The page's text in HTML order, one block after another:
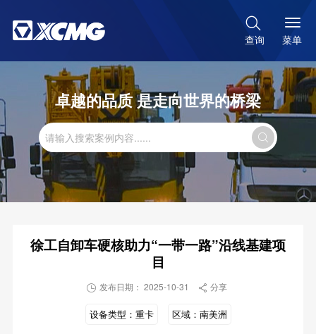

查询 菜单
卓越的品质 是走向世界的桥梁

徐工自卸车硬核助力“一带一路”沿线基建项
目
 发布日期： 2025-10-31  分享
设备类型： 重卡 区域： 南美洲